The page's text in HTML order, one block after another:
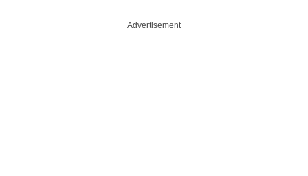
Advertisement